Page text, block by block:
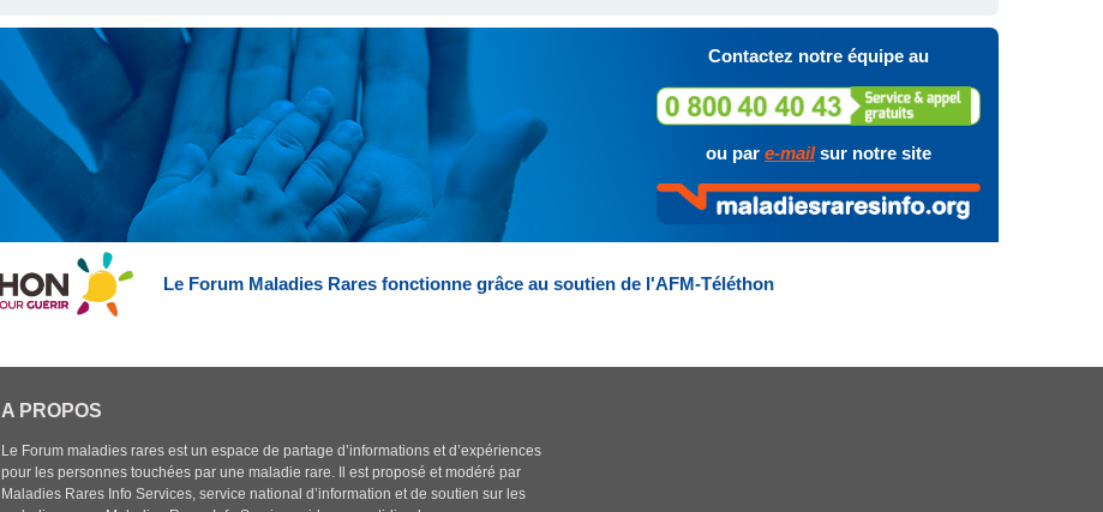
Contactez notre équipe au
ou par e-mailsur notre site
Le Forum Maladies Rares fonctionne grâce au soutien de l'AFM-Téléthon
A PROPOS
Le Forum maladies rares est un espace de partage d’informations et d’expériences
pour les personnes touchées par une maladie rare. Il est proposé et modéré par
Maladies Rares Info Services, service national d’information et de soutien sur les